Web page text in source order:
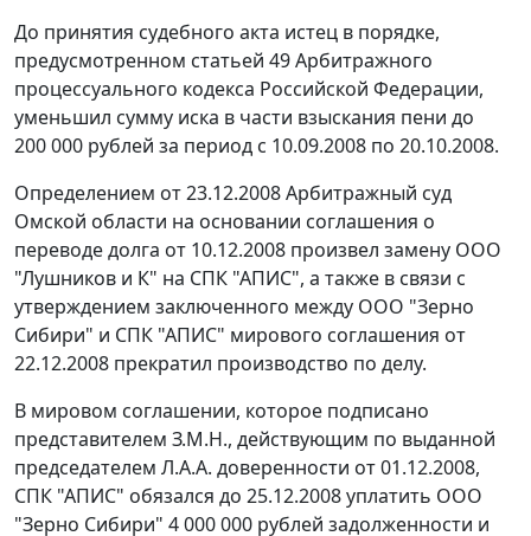
До принятия судебного акта истец в порядке,
предусмотренном статьей 49Арбитражного
процессуального кодекса Российской Федерации,
уменьшил сумму иска в части взыскания пени до
200 000 рублей за период с 10.09.2008 по 20.10.2008.
Определением от 23.12.2008 Арбитражный суд
Омской области на основании соглашения о
переводе долга от 10.12.2008 произвел замену ООО
"Лушников и К" на СПК "АПИС", а также в связи с
утверждением заключенного между ООО "Зерно
Сибири" и СПК "АПИС" мирового соглашения от
22.12.2008 прекратил производство по делу.
В мировом соглашении, которое подписано
представителем З.М.Н., действующим по выданной
председателем Л.А.А. доверенности от 01.12.2008,
СПК "АПИС" обязался до 25.12.2008 уплатить ООО
"Зерно Сибири" 4 000 000 рублей задолженности и